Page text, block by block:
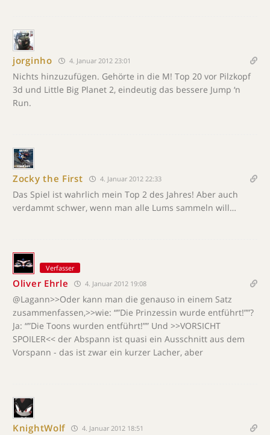
jorginho 4. Januar 2012 23:01
Nichts hinzuzufügen. Gehörte in die M! Top 20 vor Pilzkopf
3d und Little Big Planet 2, eindeutig das bessere Jump ‘n
Run.
Zocky the First 4. Januar 2012 22:33
Das Spiel ist wahrlich mein Top 2 des Jahres! Aber auch
verdammt schwer, wenn man alle Lums sammeln will…
Verfasser
Oliver Ehrle 4. Januar 2012 19:08
@Lagann>>Oder kann man die genauso in einem Satz
zusammenfassen,>>wie: “”Die Prinzessin wurde entführt!””?
Ja: “”Die Toons wurden entführt!”” Und >>VORSICHT
SPOILER<< der Abspann ist quasi ein Ausschnitt aus dem
Vorspann - das ist zwar ein kurzer Lacher, aber
KnightWolf 4. Januar 2012 18:51